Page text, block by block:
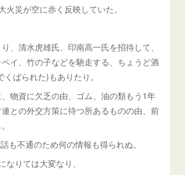
火災が空に赤く反映していた。
、清水虎雄氏、印南高一氏を招待して、
イ、竹の子などを馳走する、ちょうど酒
ばられた)もありたり。
物資に欠乏の由、ゴム、油の類もう1年
との外交方策に待つ所あるものの由、前
も不通のため何の情報も得られぬ。
なりては大変なり、